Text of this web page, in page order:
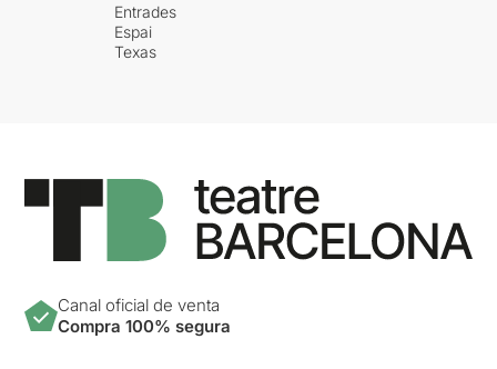
Entrades
Espai
Texas
Canal oficial de venta
Compra 100% segura